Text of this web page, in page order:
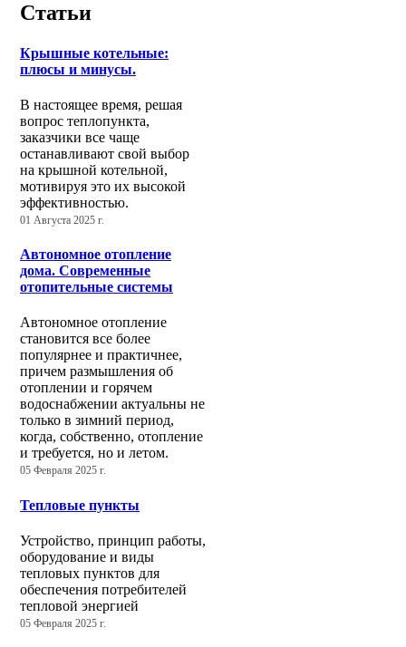
Статьи
Крышные котельные:
плюсы и минусы.
В настоящее время, решая
вопрос теплопункта,
заказчики все чаще
останавливают свой выбор
на крышной котельной,
мотивируя это их высокой
эффективностью.
01 Августа 2025 г.
Автономное отопление
дома. Современные
отопительные системы
Автономное отопление
становится все более
популярнее и практичнее,
причем размышления об
отоплении и горячем
водоснабжении актуальны не
только в зимний период,
когда, собственно, отопление
и требуется, но и летом.
05 Февраля 2025 г.
Тепловые пункты
Устройство, принцип работы,
оборудование и виды
тепловых пунктов для
обеспечения потребителей
тепловой энергией
05 Февраля 2025 г.